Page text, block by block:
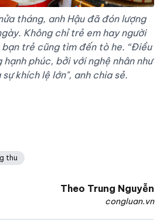
tháng, anh Hậu đã đón lượng
Không chỉ trẻ em hay người
trẻ cũng tìm đến tò he. “Điều
phúc, bởi với nghệ nhân như
khích lệ lớn", anh chia sẻ.
thu
Theo Trung Nguyễn
congluan.vn